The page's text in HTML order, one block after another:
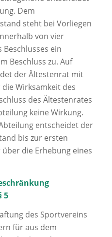
Dem
steht bei Vorliegen
von vier
ein
Beschluss zu. Auf
der Ältestenrat mit
Wirksamkeit des
des Ältestenrates
keine Wirkung.
entscheidet der
bis zur ersten
die Erhebung eines
5
des Sportvereins
für aus dem